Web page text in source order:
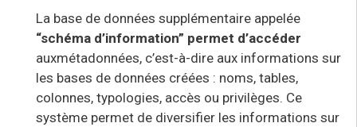
La base de données supplémentaire appelée
“schéma d’information” permet d’accéder
auxmétadonnées, c’est-à-dire aux informations sur
les bases de données créées : noms, tables,
colonnes, typologies, accès ou privilèges. Ce
système permet de diversifier les informations sur